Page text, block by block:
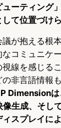
ーティング
て位置づけら
が抱える根
コミュニケ
線を感じる
非言語情報
Dimension
生成、そし
ィスプレイに